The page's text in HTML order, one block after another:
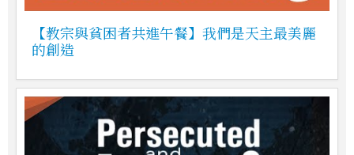
【教宗與貧困者共進午餐】我們是天主最美麗
的創造